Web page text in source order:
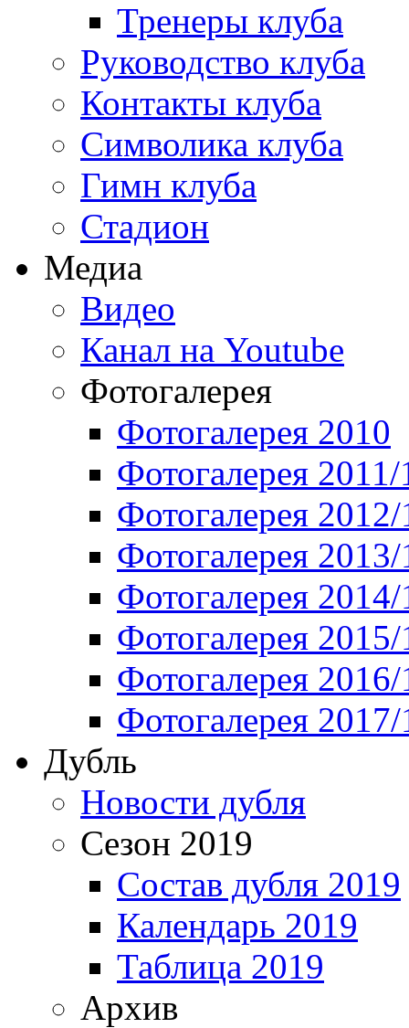
Тренеры клуба
Руководство клуба
Контакты клуба
Символика клуба
Гимн клуба
Стадион
Медиа
Видео
Канал на Youtube
Фотогалерея
Фотогалерея 2010
Фотогалерея 2011/
Фотогалерея
Фотогалерея
Фотогалерея
Фотогалерея
Фотогалерея
Фотогалерея
Дубль
Новости дубля
Сезон 2019
Состав дубля 2019
Календарь 2019
Таблица 2019
Архив